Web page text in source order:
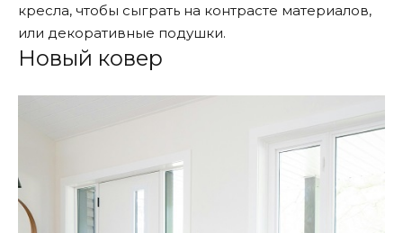
кресла, чтобы сыграть на контрасте материалов,
или декоративные подушки.
Новый ковер